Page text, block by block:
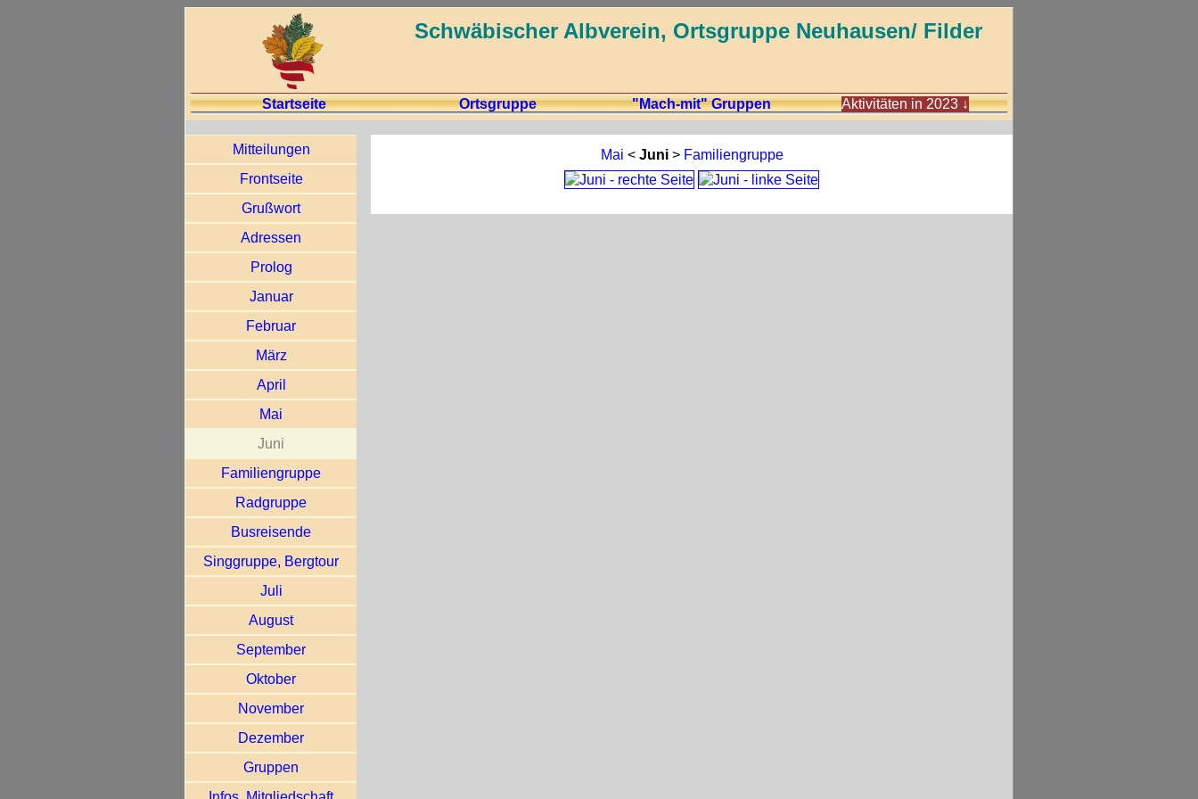
Schwäbischer Albverein, Ortsgruppe Neuhausen/ Filder
Startseite Ortsgruppe "Mach-mit" Gruppen Aktivitäten in 2023 ↓
Mitteilungen
Frontseite
Grußwort
Adressen
Prolog
Januar
Februar
März
April
Mai
Juni
Familiengruppe
Radgruppe
Busreisende
Singgruppe, Bergtour
Juli
August
September
Oktober
November
Dezember
Gruppen
Mai < Juni> Familiengruppe